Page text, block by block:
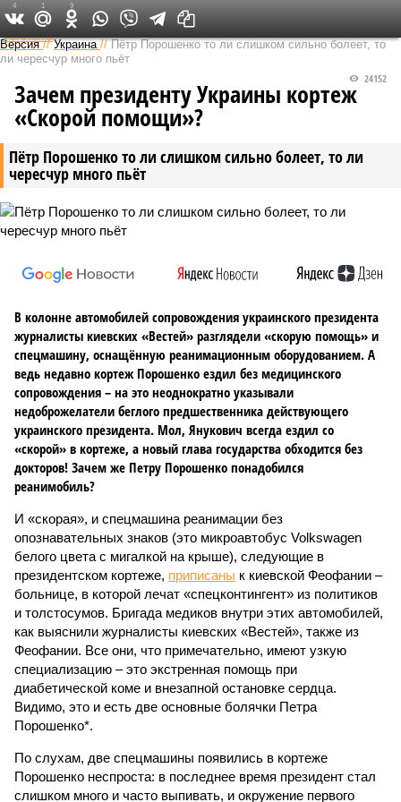
Федеральный выпуск
Версия //Украина //Пётр Порошенко то ли слишком сильно болеет, то
ли чересчур много пьёт
Пётр Порошенко то ли слишком сильно болеет, то ли
чересчур много пьёт
24152
Зачем президенту Украины кортеж
«Скорой помощи»?
В колонне автомобилей сопровождения украинского президента
журналисты киевских «Вестей» разглядели «скорую помощь» и
спецмашину, оснащённую реанимационным оборудованием. А
ведь недавно кортеж Порошенко ездил без медицинского
сопровождения – на это неоднократно указывали
недоброжелатели беглого предшественника действующего
украинского президента. Мол, Янукович всегда ездил со
«скорой» в кортеже, а новый глава государства обходится без
докторов! Зачем же Петру Порошенко понадобился
реанимобиль?
И «скорая», и спецмашина реанимации без
опознавательных знаков (это микроавтобус Volkswagen
белого цвета с мигалкой на крыше), следующие в
президентском кортеже, приписаны к киевской Феофании –
больнице, в которой лечат «спецконтингент» из политиков
и толстосумов. Бригада медиков внутри этих автомобилей,
как выяснили журналисты киевских «Вестей», также из
Феофании. Все они, что примечательно, имеют узкую
специализацию – это экстренная помощь при
диабетической коме и внезапной остановке сердца.
Видимо, это и есть две основные болячки Петра
Порошенко*.
По слухам, две спецмашины появились в кортеже
Порошенко неспроста: в последнее время президент стал
слишком много и часто выпивать, и окружение первого
4 1 9